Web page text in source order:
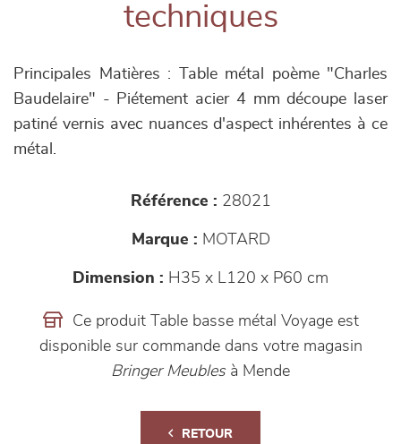
techniques
Principales Matières : Table métal poème "Charles
Baudelaire" - Piétement acier 4 mm découpe laser
patiné vernis avec nuances d'aspect inhérentes à ce
métal.
Référence : 28021
Marque : MOTARD
Dimension : H35 x L120 x P60 cm
Ce produit Table basse métal Voyage est
disponible sur commande dans votre magasin
Bringer Meublesà Mende
RETOUR